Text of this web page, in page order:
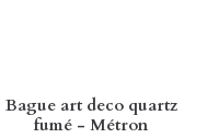
Bague art deco quartz
fumé - Métron